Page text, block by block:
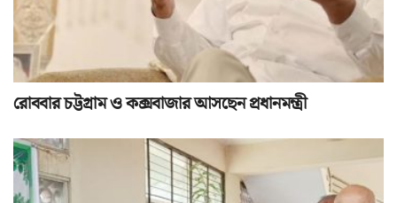
রোববার চট্টগ্রাম ও কক্সবাজার আসছেন প্রধানমন্ত্রী